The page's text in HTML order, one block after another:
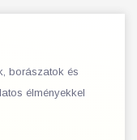
borászatok és
élményekkel